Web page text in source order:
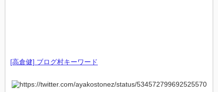
[高倉健] ブログ村キーワード